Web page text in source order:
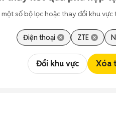
số bộ lọc hoặc thay đổi khu vực
Điện thoại ZTE
Đổi khu vực Xóa